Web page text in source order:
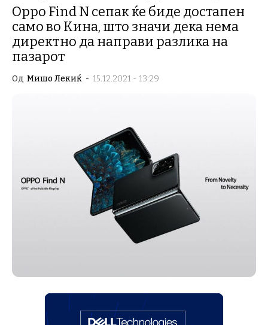
Oppo Find N сепак ќе биде достапен
само во Кина, што значи дека нема
директно да направи разлика на
пазарот
Од Мишо Лекиќ - 15.12.2021 - 13:29